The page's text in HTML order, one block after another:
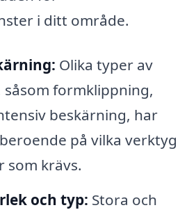
i ditt område.
Olika typer av
såsom formklippning,
beskärning, har
på vilka verktyg
som krävs.
och typ: Stora och